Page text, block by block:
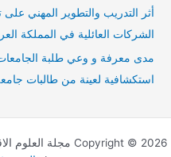
أثر التدريب والتطوير المهني
الشركات العائلية في المملكة
مدى معرفة و وعي طلبة الجامعات
استكشافية لعينة من طالبات